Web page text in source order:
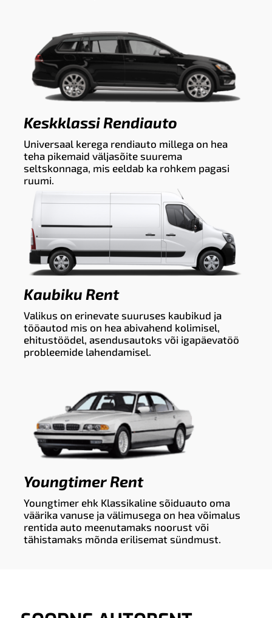
Keskklassi Rendiauto
Universaal kerega rendiauto millega on hea
teha pikemaid väljasõite suurema
seltskonnaga, mis eeldab ka rohkem pagasi
ruumi.
Kaubiku Rent
Valikus on erinevate suuruses kaubikud ja
tööautod mis on hea abivahend kolimisel,
ehitustöödel, asendusautoks või igapäevatöö
probleemide lahendamisel.
Youngtimer Rent
Youngtimer ehk Klassikaline sõiduauto oma
väärika vanuse ja välimusega on hea võimalus
rentida auto meenutamaks noorust või
tähistamaks mõnda erilisemat sündmust.